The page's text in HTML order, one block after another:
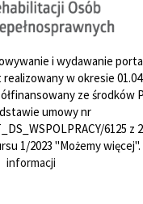
i wydawanie
w okresie
ze środków
umowy nr
6125 z
1/2023 "Możemy więcej".
informacji